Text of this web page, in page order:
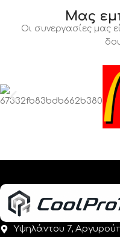
Μας
Οι συνεργασίες μας
Υψηλάντου 7,